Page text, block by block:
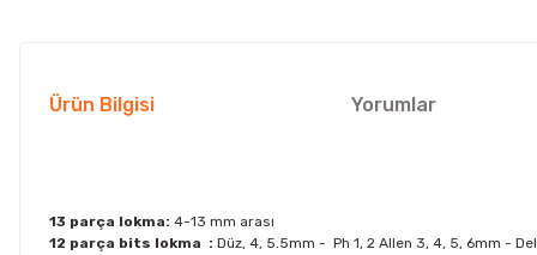
Ürün Bilgisi Yorumlar
13 parça lokma: 4-13 mm arası
12 parça bits lokma : Düz, 4, 5.5mm - Ph 1, 2 Allen 3, 4, 5, 6mm -